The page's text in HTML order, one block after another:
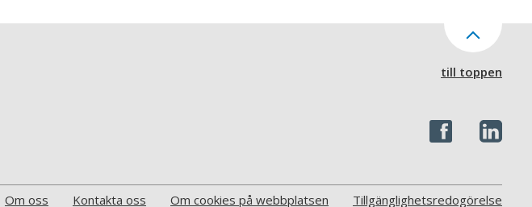
till toppen
Om oss Kontakta oss Om cookies på webbplatsen Tillgänglighetsredogörelse